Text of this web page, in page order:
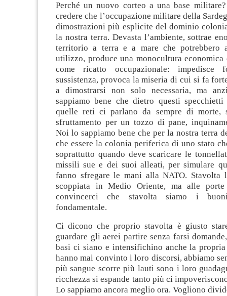
Perché un nuovo corteo a una base
credere che l’occupazione militare della
dimostrazioni più esplicite del dominio
la nostra terra. Devasta l’ambiente, sottrae
territorio a terra e a mare che potrebbero
utilizzo, produce una monocultura economica
come ricatto occupazionale: impedisce
sussistenza, provoca la miseria di cui si fa
a dimostrarsi non solo necessaria, ma
sappiamo bene che dietro questi
quelle reti ci parlano da sempre di morte,
sfruttamento per un tozzo di pane,
Noi lo sappiamo bene che per la nostra terra
che essere la colonia periferica di uno stato
soprattutto quando deve scaricare le
missili sue e dei suoi alleati, per simulare
fanno sfregare le mani alla NATO. Stavolta
scoppiata in Medio Oriente, ma alle porte
convincerci che stavolta siamo i
fondamentale.
Ci dicono che proprio stavolta è giusto
guardare gli aerei partire senza farsi
basi ci siano e intensifichino anche la
hanno mai convinto i loro discorsi, abbiamo
più sangue scorre più lauti sono i loro
ricchezza si espande tanto più ci
Lo sappiamo ancora meglio ora. Vogliono